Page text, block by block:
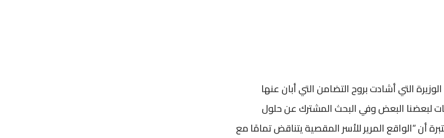
التي أشادت بروح التضامن التي أبان عنها
لبعضنا البعض وفي البحث المشترك عن حلول
أن “الواقع المرير للأسر المقصية يتناقض تمامًا مع